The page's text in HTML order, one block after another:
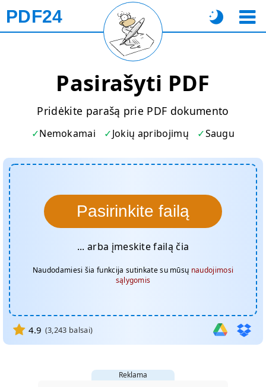
PDF24
Pasirašyti PDF
Pridėkite parašą prie PDF dokumento
Nemokamai Jokių apribojimų Saugu
Pasirinkite failą
... arba įmeskite failą čia
Naudodamiesi šia funkcija sutinkate su mūsų naudojimosi
sąlygomis
4.9 (3,243 balsai)
Reklama